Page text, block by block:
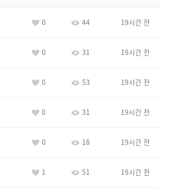
0 44 19시간 전
0 31 19시간 전
0 53 19시간 전
0 31 19시간 전
0 18 19시간 전
1 51 19시간 전